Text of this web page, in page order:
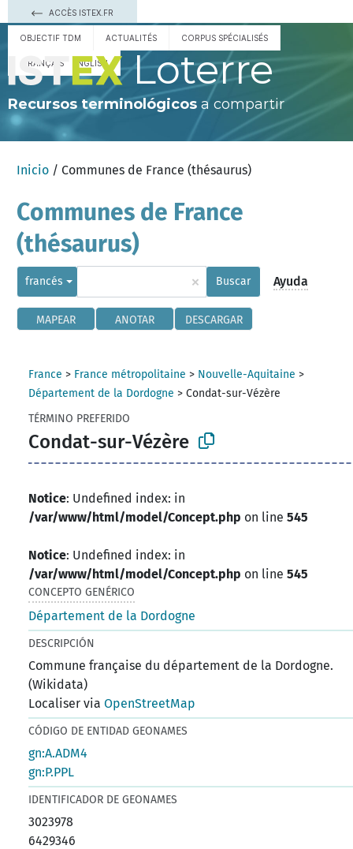
ACCÈS ISTEX.FR
OBJECTIF TDM ACTUALITÉS CORPUS SPÉCIALISÉS
FRANÇAIS ENGLISH Loterre
Recursos terminológicos a compartir
Inicio / Communes de France (thésaurus)
Communes de France
(thésaurus)
francés × Buscar Ayuda
MAPEAR ANOTAR DESCARGAR
France > France métropolitaine > Nouvelle-Aquitaine >
Département de la Dordogne >Condat-sur-Vézère
TÉRMINO PREFERIDO
Condat-sur-Vézère
Notice: Undefined index: in
/var/www/html/model/Concept.php on line545
Notice: Undefined index: in
/var/www/html/model/Concept.php on line545
CONCEPTO GENÉRICO
Département de la Dordogne
DESCRIPCIÓN
Commune française du département de la Dordogne.
(Wikidata)
Localiser viaOpenStreetMap
CÓDIGO DE ENTIDAD GEONAMES
gn:A.ADM4
gn:P.PPL
IDENTIFICADOR DE GEONAMES
3023978
6429346